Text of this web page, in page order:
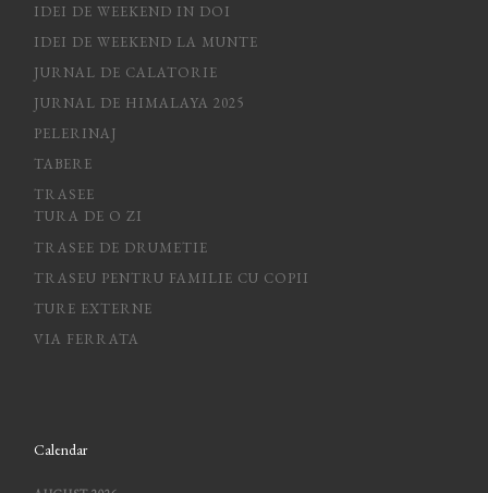
IDEI DE WEEKEND IN DOI
IDEI DE WEEKEND LA MUNTE
JURNAL DE CALATORIE
JURNAL DE HIMALAYA 2025
PELERINAJ
TABERE
TRASEE
TURA DE O ZI
TRASEE DE DRUMETIE
TRASEU PENTRU FAMILIE CU COPII
TURE EXTERNE
VIA FERRATA
Calendar